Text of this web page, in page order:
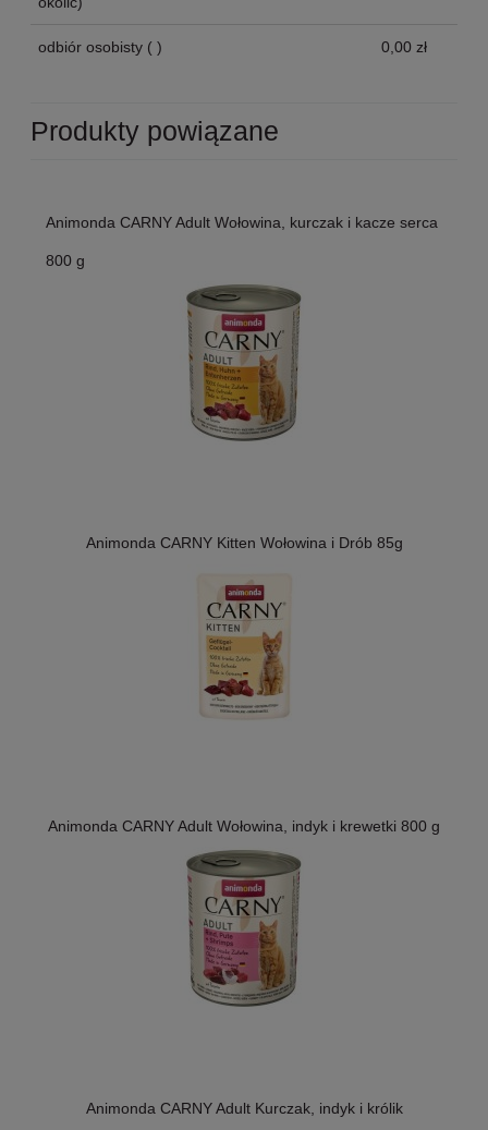
odbiór osobisty ( ) 0,00 zł
Produkty powiązane
Animonda CARNY Adult Wołowina, kurczak i kacze serca
800 g
Animonda CARNY Kitten Wołowina i Drób 85g
Animonda CARNY Adult Wołowina, indyk i krewetki 800 g
Animonda CARNY Adult Kurczak, indyk i królik